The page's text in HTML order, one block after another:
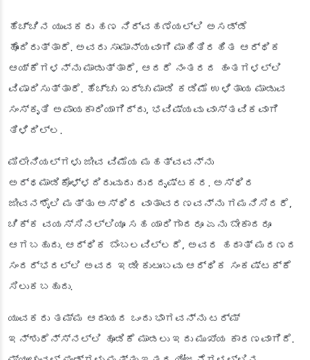
ಹೆಚ್ಚಿನ ಯುವಕರು ಹಣ ನಿರ್ವಹಣೆಯಲ್ಲಿ ಅಸಡ್ಡೆ
ಹೊಂದಿರುತ್ತಾರೆ. ಅವರು ಸಾಮಾನ್ಯವಾಗಿ ಮಾಹಿತಿರಹಿತ ಆರ್ಥಿಕ
ಆಯ್ಕೆಗಳನ್ನು ಮಾಡುತ್ತಾರೆ, ಆದರೆ ನಂತರದ ಹಂತಗಳಲ್ಲಿ
ವಿಷಾದಿಸುತ್ತಾರೆ. ಹೆಚ್ಚು ಖರ್ಚು ಮಾಡಿ ಕಡಿಮೆ ಉಳಿತಾಯ ಮಾಡುವ
ಸಂಸ್ಕೃತಿ ಅಪಾಯಕಾರಿಯಾಗಿದ್ದು, ಭವಿಷ್ಯವು ವಾಸ್ತವಿಕವಾಗಿ
ತಿಳಿದಿಲ್ಲ.
ಮಿಲೇನಿಯಲ್‌ಗಳು ಜೀವ ವಿಮೆಯ ಮಹತ್ವವನ್ನು
ಅರ್ಥಮಾಡಿಕೊಳ್ಳದಿರುವುದು ದುರದೃಷ್ಟಕರ. ಅಸ್ಥಿರ
ಜೀವನಶೈಲಿ ಮತ್ತು ಅಸ್ಥಿರ ವಾತಾವರಣವನ್ನು ಗಮನಿಸಿದರೆ,
ಚಿಕ್ಕ ವಯಸ್ಸಿನಲ್ಲಿಯೂ ಸಹ ಯಾರಿಗಾದರೂ ಏನು ಬೇಕಾದರೂ
ಆಗಬಹುದು. ಆರ್ಥಿಕ ಬೆಂಬಲವಿಲ್ಲದೆ, ಅವರ ಹಠಾತ್ ಮರಣದ
ಸಂದರ್ಭದಲ್ಲಿ ಅವರ ಇಡೀ ಕುಟುಂಬವು ಆರ್ಥಿಕ ಸಂಕಷ್ಟಕ್ಕೆ
ಸಿಲುಕಬಹುದು.
ಯುವಕರು ತಮ್ಮ ಆದಾಯದ ಒಂದು ಭಾಗವನ್ನು ಟರ್ಮ್
ಇನ್ಶುರೆನ್ಸ್‌ನಲ್ಲಿ ಹೂಡಿಕೆ ಮಾಡಲು ಇದು ಮುಖ್ಯ ಕಾರಣವಾಗಿದೆ.